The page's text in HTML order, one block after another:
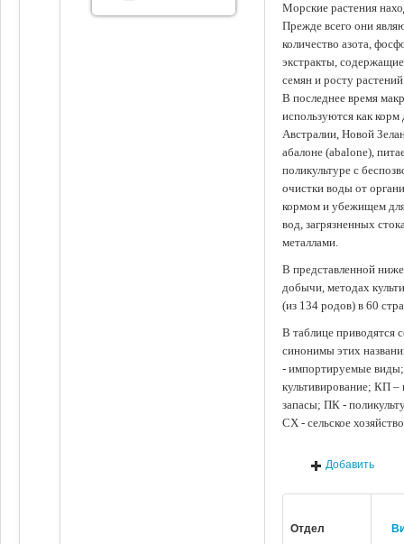
Морские растения
Прежде всего они
количество азота,
экстракты,
семян и росту
В последнее время
используются как
Австралии, Новой
абалоне (abalone),
поликультуре с
очистки воды от
кормом и убежищем
вод, загрязненных
металлами.
В представленной
добычи, методах
(из 134 родов) в 60
В таблице приводятся
синонимы этих
- импортируемые
культивирование; КП
запасы; ПК -
СХ - сельское
Добавить
Отдел